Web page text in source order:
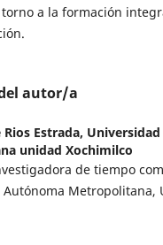
a la formación
autor/a
Estrada,
unidad Xochimilco
de tiempo
Metropolitana,